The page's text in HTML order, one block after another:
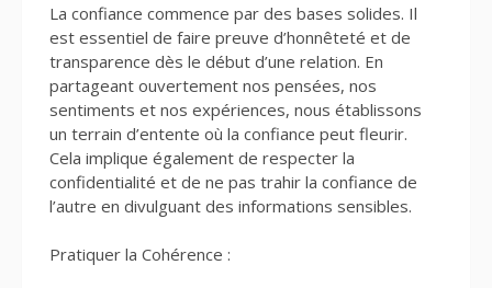
La confiance commence par des bases solides. Il
est essentiel de faire preuve d’honnêteté et de
transparence dès le début d’une relation. En
partageant ouvertement nos pensées, nos
sentiments et nos expériences, nous établissons
un terrain d’entente où la confiance peut fleurir.
Cela implique également de respecter la
confidentialité et de ne pas trahir la confiance de
l’autre en divulguant des informations sensibles.
Pratiquer la Cohérence :